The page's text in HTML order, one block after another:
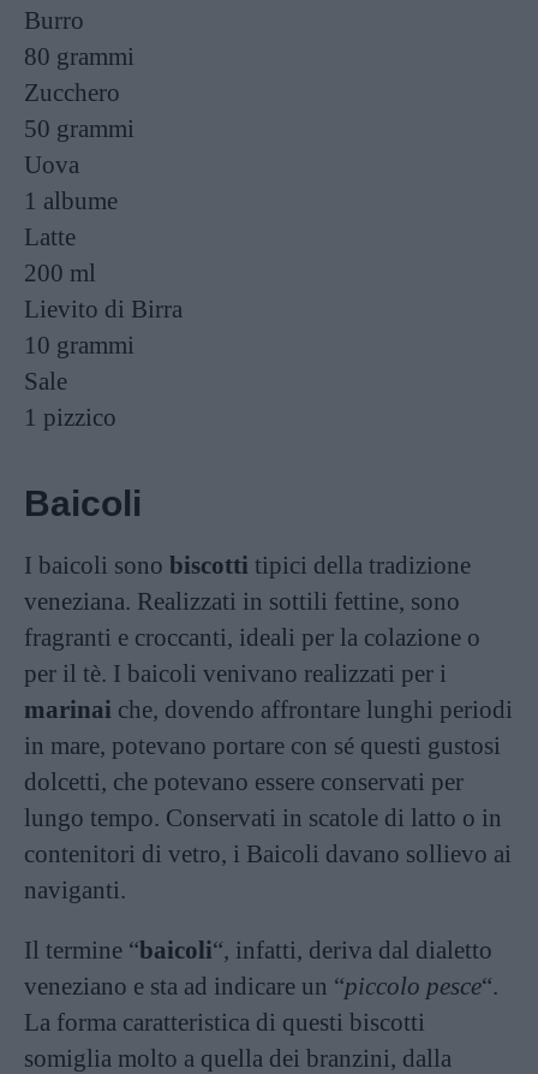
Burro
80 grammi
Zucchero
50 grammi
Uova
1 albume
Latte
200 ml
Lievito di Birra
10 grammi
Sale
1 pizzico
Baicoli
I baicoli sono biscotti tipici della tradizione
veneziana. Realizzati in sottili fettine, sono
fragranti e croccanti, ideali per la colazione o
per il tè. I baicoli venivano realizzati per i
marinai che, dovendo affrontare lunghi periodi
in mare, potevano portare con sé questi gustosi
dolcetti, che potevano essere conservati per
lungo tempo. Conservati in scatole di latto o in
contenitori di vetro, i Baicoli davano sollievo ai
naviganti.
Il termine “baicoli“, infatti, deriva dal dialetto
veneziano e sta ad indicare un “piccolo pesce“.
La forma caratteristica di questi biscotti
somiglia molto a quella dei branzini, dalla